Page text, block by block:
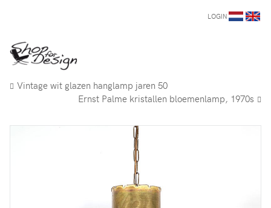
LOGIN
Vintage wit glazen hanglamp jaren 50
Ernst Palme kristallen bloemenlamp, 1970s